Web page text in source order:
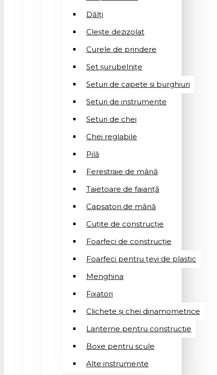
Dălți
Clește dezizolat
Curele de prindere
Set șurubelnițe
Seturi de capete si burghiuri
Seturi de instrumente
Seturi de chei
Chei reglabile
Pilă
Ferestraie de mână
Taietoare de faianță
Capsatori de mână
Cuțite de construcție
Foarfeci de construcție
Foarfeci pentru țevi de plastic
Menghina
Fixatori
Clichete și chei dinamometrice
Lanterne pentru constructie
Boxe pentru scule
Alte instrumente